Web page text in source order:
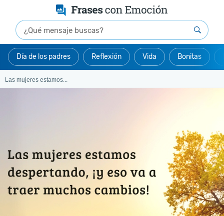
Día de los padres Reflexión Vida Bonitas
Las mujeres estamos...